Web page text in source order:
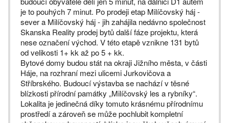
je to pouhých 7 minut. Po prodeji etap Milíčovský háj -
sever a Milíčovský háj - jih zahájila nedávno společnost
Skanska Reality prodej bytů další fáze projektu, která
nese označení východ. V této etapě vznikne 131 bytů
od velikosti 1+ kk až po 5 + kk.
Bytové domy budou stát na okraji Jižního města, v části
Háje, na rozhraní mezi ulicemi Jurkovičova a
Stříbrského. Budoucí výstavba se nachází v těsné
blízkosti přírodní památky „Milíčovský les a rybníky“.
Lokalita je jedinečná díky tomuto krásnému přírodnímu
prostředí a zároveň se může pochlubit kompletní